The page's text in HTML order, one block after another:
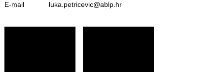
E-mail
luka.petricevic@ablp.hr